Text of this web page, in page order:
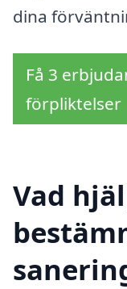
dina
Få 3
förpliktelser
Vad